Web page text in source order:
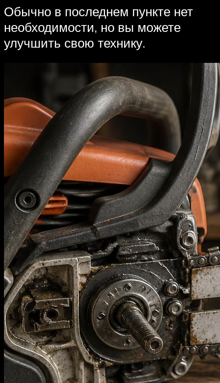
Обычно в последнем пункте нет
необходимости, но вы можете
улучшить свою технику.